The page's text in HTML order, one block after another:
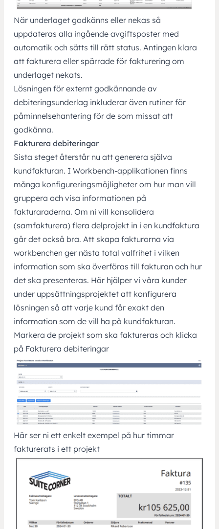
När underlaget godkänns eller nekas så
uppdateras alla ingående avgiftsposter med
automatik och sätts till rätt status. Antingen klara
att fakturera eller spärrade för fakturering om
underlaget nekats.
Lösningen för externt godkännande av
debiteringsunderlag inkluderar även rutiner för
påminnelsehantering för de som missat att
godkänna.
Fakturera debiteringar
Sista steget återstår nu att generera själva
kundfakturan. I Workbench-applikationen finns
många konfigureringsmöjligheter om hur man vill
gruppera och visa informationen på
fakturaraderna. Om ni vill konsolidera
(samfakturera) flera delprojekt in i en kundfaktura
går det också bra. Att skapa fakturorna via
workbenchen ger nästa total valfrihet i vilken
information som ska överföras till fakturan och hur
det ska presenteras. Här hjälper vi våra kunder
under uppsättningsprojektet att konfigurera
lösningen så att varje kund får exakt den
information som de vill ha på kundfakturan.
Markera de projekt som ska faktureras och klicka
på Fakturera debiteringar
Här ser ni ett enkelt exempel på hur timmar
fakturerats i ett projekt